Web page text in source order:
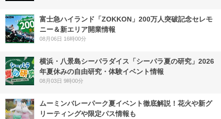
富士急ハイランド「ZOKKON」200万人突破記念セレモ
ニー＆新エリア開業情報
08月06日 16時00分
横浜・八景島シーパラダイス「シーパラ夏の研究」2026
年夏休みの自由研究・体験イベント情報
08月03日 9時00分
ムーミンバレーパーク夏イベント徹底解説！花火や新グ
リーティングや限定パス情報も